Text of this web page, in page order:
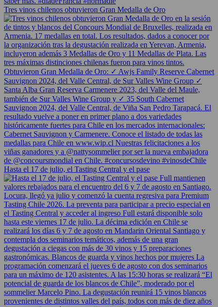
Tres vinos chilenos obtuvieron Gran Medalla de Oro
Hasta el 17 de julio, el Tasting Central y el pase